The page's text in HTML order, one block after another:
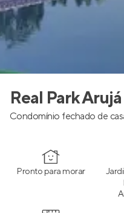
Real Park Arujá
Condomínio fechado de
Pronto para morar